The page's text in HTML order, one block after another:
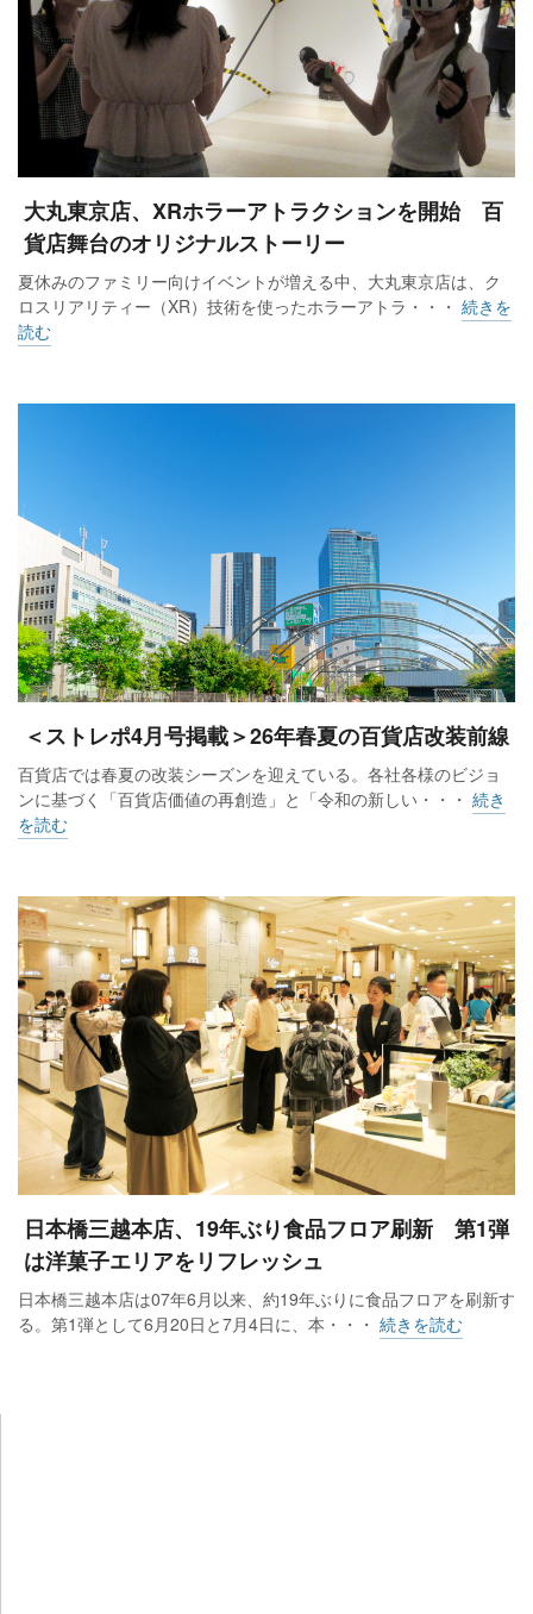
大丸東京店、XRホラーアトラクションを開始 百
貨店舞台のオリジナルストーリー
夏休みのファミリー向けイベントが増える中、大丸東京店は、ク
ロスリアリティー（XR）技術を使ったホラーアトラ・・・ 続きを
読む
＜ストレポ4月号掲載＞26年春夏の百貨店改装前線
百貨店では春夏の改装シーズンを迎えている。各社各様のビジョ
ンに基づく「百貨店価値の再創造」と「令和の新しい・・・ 続き
を読む
日本橋三越本店、19年ぶり食品フロア刷新 第1弾
は洋菓子エリアをリフレッシュ
日本橋三越本店は07年6月以来、約19年ぶりに食品フロアを刷新す
る。第1弾として6月20日と7月4日に、本・・・ 続きを読む